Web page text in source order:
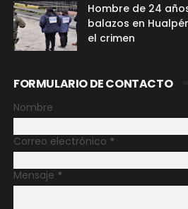
Hombre de 24
balazos en
el crimen
FORMULARIO DE CONTACTO
Nombre
Correo electrónico *
Mensaje *